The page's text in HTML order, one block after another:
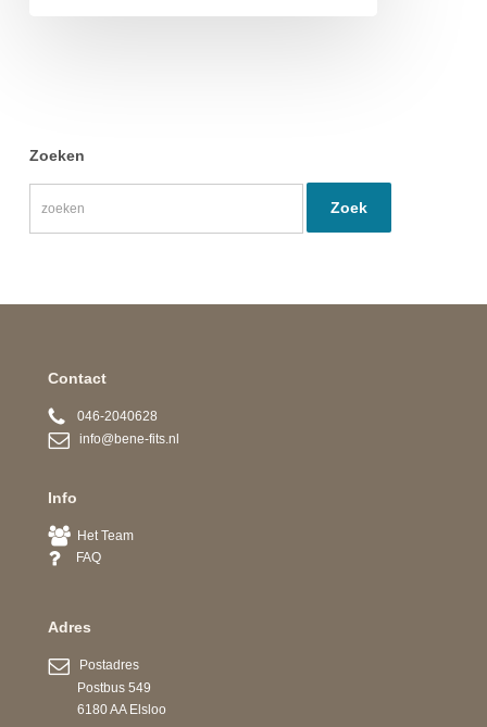
Zoeken
Contact
046-2040628
info@bene-fits.nl
Info
Het Team
FAQ
Adres
Postadres
Postbus 549
6180 AA Elsloo